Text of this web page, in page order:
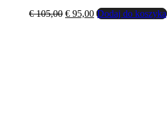
€105,00 Pierwotna
€ 95,00Aktualna
Dodaj do koszyka